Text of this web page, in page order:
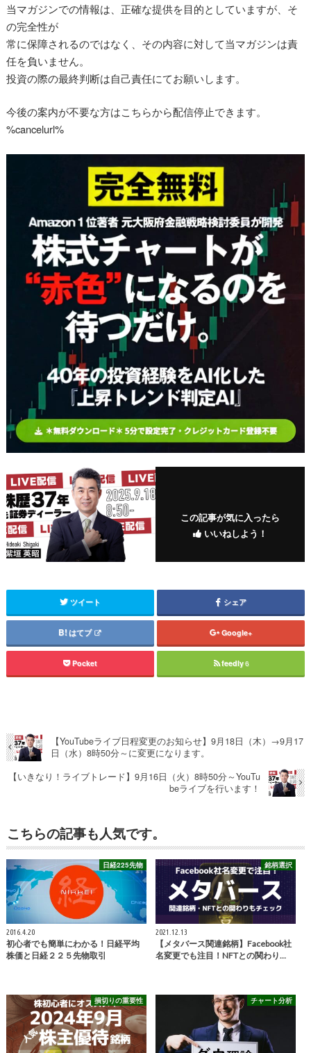
当マガジンでの情報は、正確な提供を目的としていますが、そ
の完全性が
常に保障されるのではなく、その内容に対して当マガジンは責
任を負いません。
投資の際の最終判断は自己責任にてお願いします。
今後の案内が不要な方はこちらから配信停止できます。
%cancelurl%
この記事が気に入ったら
いいねしよう！
ツイート シェア
はてブ Google+
Pocket feedly6
【YouTubeライブ日程変更のお知らせ】9月18日（木）→9月17
日（水）8時50分～に変更になります。
【いきなり！ライブトレード】9月16日（火）8時50分～YouTu
beライブを行います！
こちらの記事も人気です。
日経225先物
2016.4.20
初心者でも簡単にわかる！日経平均
株価と日経２２５先物取引
銘柄選択
2021.12.13
【メタバース関連銘柄】Facebook社
名変更でも注目！NFTとの関わり…
損切りの重要性 チャート分析